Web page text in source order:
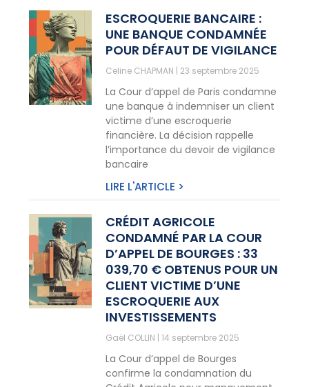
ESCROQUERIE BANCAIRE :
UNE BANQUE CONDAMNÉE
POUR DÉFAUT DE VIGILANCE
Celine CHAPMAN 23 septembre 2025
La Cour d’appel de Paris condamne
une banque à indemniser un client
victime d’une escroquerie
financière. La décision rappelle
l’importance du devoir de vigilance
bancaire
LIRE L'ARTICLE >
CRÉDIT AGRICOLE
CONDAMNÉ PAR LA COUR
D’APPEL DE BOURGES : 33
039,70 € OBTENUS POUR UN
CLIENT VICTIME D’UNE
ESCROQUERIE AUX
INVESTISSEMENTS
Gaël COLLIN 14 septembre 2025
La Cour d’appel de Bourges
confirme la condamnation du